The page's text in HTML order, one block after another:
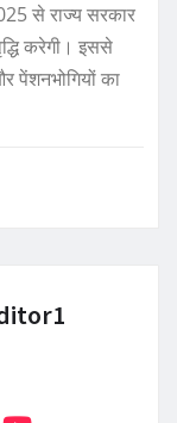
से राज्य सरकार
करेगी। इससे
पेंशनभोगियों का